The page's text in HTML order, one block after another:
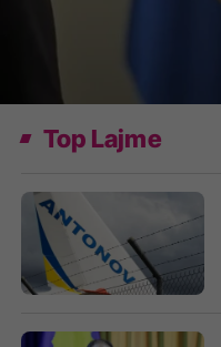
Top Lajme